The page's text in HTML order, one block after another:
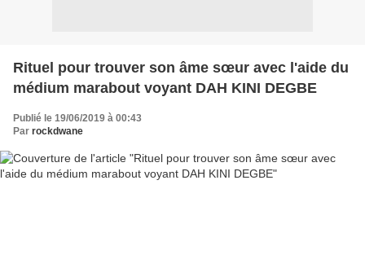
Rituel pour trouver son âme sœur avec l'aide du
médium marabout voyant DAH KINI DEGBE
Publié le 19/06/2019 à 00:43
Par rockdwane